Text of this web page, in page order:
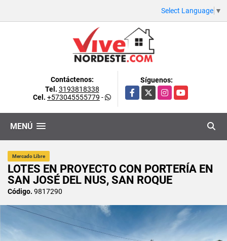
Select Language ▼
Contáctenos:
Tel. 3193818338
Cel. +573045555779 -
Síguenos:
Facebook
X InstagramYouTube
MENÚ
Mercado Libre
LOTES EN PROYECTO CON PORTERÍA EN
SAN JOSÉ DEL NUS, SAN ROQUE
Código. 9817290